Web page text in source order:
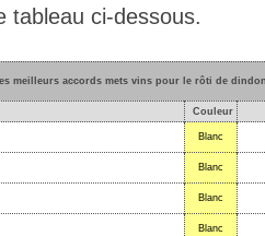
tableau ci-dessous.
meilleurs accords mets vins pour le rôti de
Couleur
Blanc
Blanc
Blanc
Blanc